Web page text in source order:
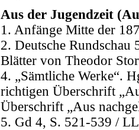
Aus der Jugendzeit
1. Anfänge Mitte der
2. Deutsche Rundschau
Blätter von Theodor
4. „Sämtliche Werke“.
richtigen Überschrift
Überschrift „Aus
5. Gd 4, S. 521-539 /